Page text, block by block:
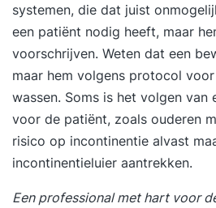
systemen, die dat juist
een patiënt nodig heeft, maar
voorschrijven. Weten dat een
maar hem volgens protocol
wassen. Soms is het volgen van
voor de patiënt, zoals ouderen
risico op incontinentie alvast
incontinentieluier aantrekken.
Een professional met hart voor